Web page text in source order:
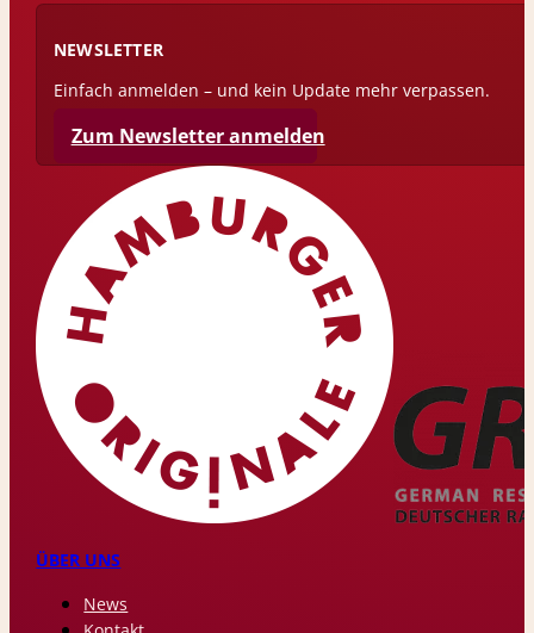
NEWSLETTER
Einfach anmelden – und kein Update mehr verpassen.
Zum Newsletter anmelden
ÜBER UNS
News